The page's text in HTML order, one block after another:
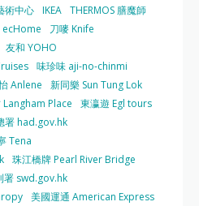
術中心 IKEA THERMOS 膳魔師
ecHome
刀嘜 Knife
友和 YOHO
味珍味 aji-no-chinmi
Anlene
新同樂 Sun Tung Lok
Langham Place
東瀛遊 Egl tours
署 had.gov.hk
Tena
珠江橋牌 Pearl River Bridge
署 swd.gov.hk
美國運通 American Express